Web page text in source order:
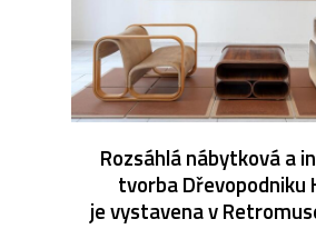
Rozsáhlá nábytková a
tvorba Dřevopodniku
je vystavena v